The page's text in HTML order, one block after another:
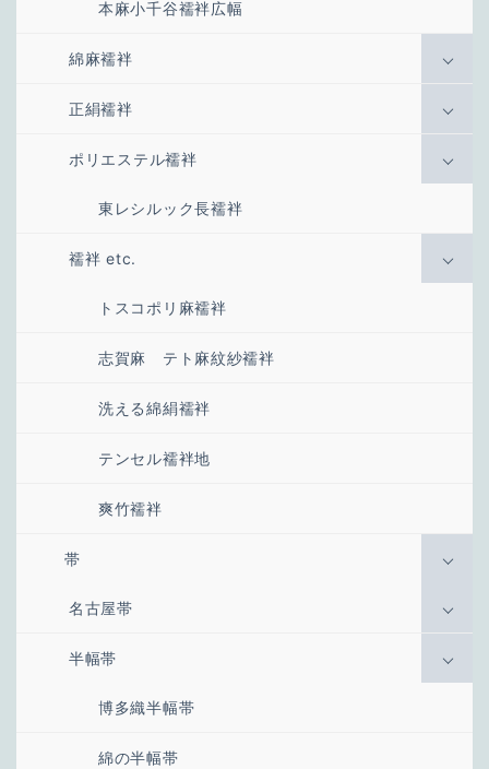
本麻小千谷襦袢広幅
綿麻襦袢
正絹襦袢
ポリエステル襦袢
東レシルック長襦袢
襦袢 etc.
トスコポリ麻襦袢
志賀麻 テト麻紋紗襦袢
洗える綿絹襦袢
テンセル襦袢地
爽竹襦袢
帯
名古屋帯
半幅帯
博多織半幅帯
綿の半幅帯